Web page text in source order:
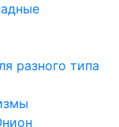
разного типа